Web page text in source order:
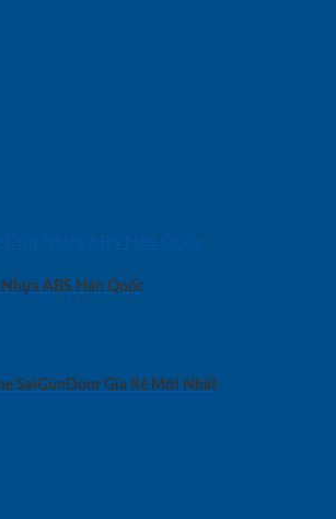
ABS Hàn Quốc
SaiGonDoor Gía Rẻ Mới Nhất